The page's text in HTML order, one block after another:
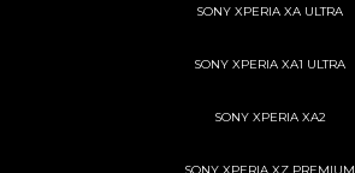
SONY XPERIA XA ULTRA
SONY XPERIA XA1 ULTRA
SONY XPERIA XA2